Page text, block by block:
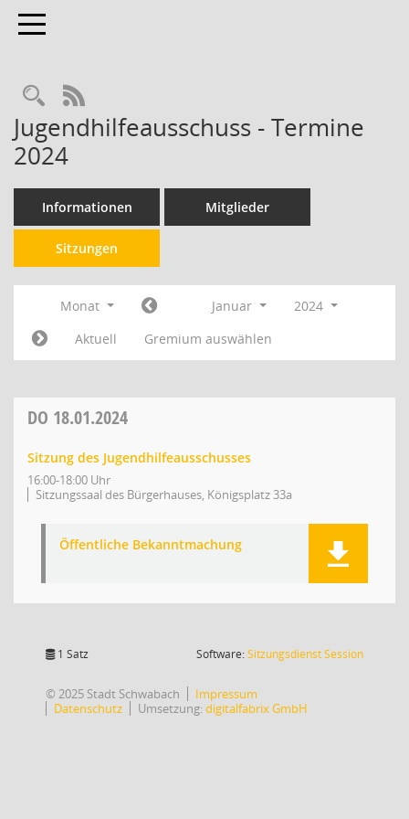
Toggle navigation
RSS-Feed
Jugendhilfeausschuss - Termine
2024
Informationen Mitglieder
Sitzungen
Monat Januar
2024
Aktuell
Gremium auswählen
DO 18.01.2024
Sitzung des Jugendhilfeausschusses
16:00-18:00 Uhr
Sitzungssaal des Bürgerhauses, Königsplatz 33a
Öffentliche Bekanntmachung
1 Satz Software:SitzungsdienstSession(Wird in
© 2025 Stadt Schwabach
Impressum
Datenschutz
Umsetzung:digitalfabrix GmbH